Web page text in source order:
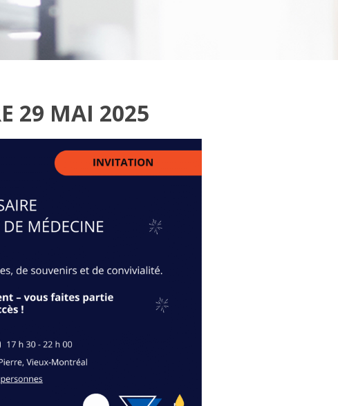
29 MAI 2025